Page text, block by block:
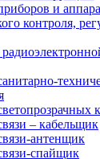
и
контроля,
– кабельщик
антенщик
спайщик